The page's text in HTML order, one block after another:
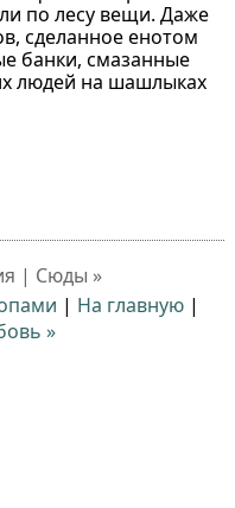
по лесу вещи. Даже
сделанное енотом
банки, смазанные
людей на шашлыках
| Сюды »
| На главную|
»